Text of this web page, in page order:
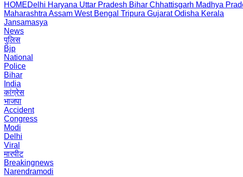
HOMEDelhi Haryana Uttar Pradesh Bihar Chhattisgarh Madhya
Maharashtra Assam West Bengal Tripura Gujarat Odisha Kerala
Jansamasya
News
पुलिस
Bjp
National
Police
Bihar
India
कांग्रेस
भाजपा
Accident
Congress
Modi
Delhi
Viral
मारपीट
Breakingnews
Narendramodi